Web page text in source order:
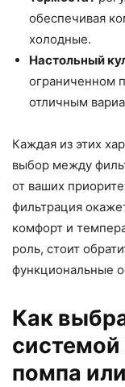
обеспечивая
холодные.
Настольный
ограниченном
отличным
Каждая из этих
выбор между
от ваших
фильтрация
комфорт и
роль, стоит
функциональные
Как
помпа